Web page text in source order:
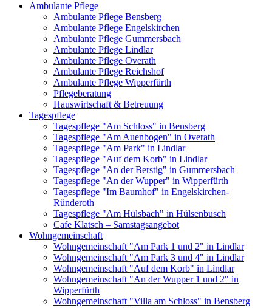
Ambulante Pflege
Ambulante Pflege Bensberg
Ambulante Pflege Engelskirchen
Ambulante Pflege Gummersbach
Ambulante Pflege Lindlar
Ambulante Pflege Overath
Ambulante Pflege Reichshof
Ambulante Pflege Wipperfürth
Pflegeberatung
Hauswirtschaft & Betreuung
Tagespflege
Tagespflege "Am Schloss" in Bensberg
Tagespflege "Am Auenbogen" in Overath
Tagespflege "Am Park" in Lindlar
Tagespflege "Auf dem Korb" in Lindlar
Tagespflege "An der Berstig" in Gummersbach
Tagespflege "An der Wupper" in Wipperfürth
Tagespflege "Im Baumhof" in Engelskirchen-
Ründeroth
Tagespflege "Am Hülsbach" in Hülsenbusch
Cafe Klatsch – Samstagsangebot
Wohngemeinschaft
Wohngemeinschaft "Am Park 1 und 2" in Lindlar
Wohngemeinschaft "Am Park 3 und 4" in Lindlar
Wohngemeinschaft "Auf dem Korb" in Lindlar
Wohngemeinschaft "An der Wupper 1 und 2" in
Wipperfürth
Wohngemeinschaft "Villa am Schloss" in Bensberg